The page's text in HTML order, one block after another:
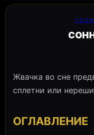
Жвачка во сне
сплетни или
ОГЛАВЛЕНИЕ